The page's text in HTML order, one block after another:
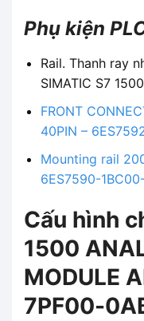
Phụ kiện
Rail. Thanh ray
SIMATIC S7
FRONT
40PIN –
Mounting rail
6ES7590-
Cấu hình
1500
MODULE
7PF00-